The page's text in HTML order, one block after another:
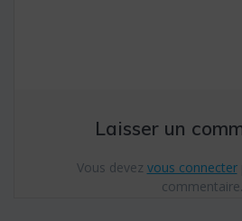
Laisser un
Vous devez vous connecter
commentaire.